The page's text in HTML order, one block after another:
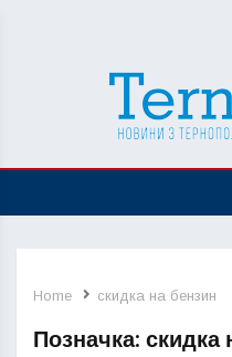
Home скидка на бензин
Позначка: скидка